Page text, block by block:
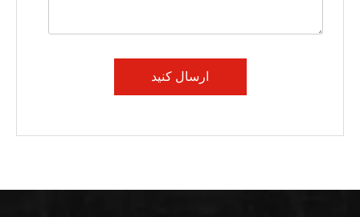
ارسال کنید